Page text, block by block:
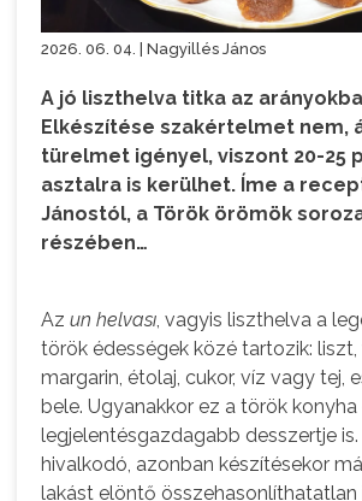
2026. 06. 04. | Nagyillés János
A jó liszthelva titka az
Elkészítése szakértelmet nem,
türelmet igényel, viszont 20-25
asztalra is kerülhet. Íme a
Jánostól, a Török örömök
részében…
Azun helvası, vagyis liszthelva a
török édességek közé tartozik:
margarin, étolaj, cukor, víz vagy tej,
bele. Ugyanakkor ez a török
legjelentésgazdagabb desszertje
hivalkodó, azonban készítésekor
lakást elöntő összehasonlíthatatlan